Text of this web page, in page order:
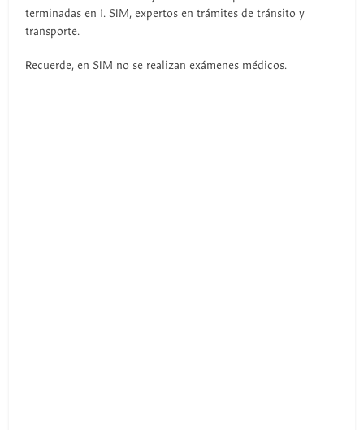
terminadas en 1. SIM, expertos en trámites de tránsito y
transporte.
Recuerde, en SIM no se realizan exámenes médicos.